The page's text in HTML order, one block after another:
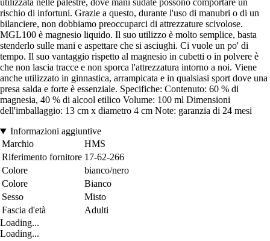
utilizzata nelle palestre, dove mani sudate possono comportare un
rischio di infortuni. Grazie a questo, durante l'uso di manubri o di un
bilanciere, non dobbiamo preoccuparci di attrezzature scivolose.
MGL100 è magnesio liquido. Il suo utilizzo è molto semplice, basta
stenderlo sulle mani e aspettare che si asciughi. Ci vuole un po' di
tempo. Il suo vantaggio rispetto al magnesio in cubetti o in polvere è
che non lascia tracce e non sporca l'attrezzatura intorno a noi. Viene
anche utilizzato in ginnastica, arrampicata e in qualsiasi sport dove una
presa salda e forte è essenziale. Specifiche: Contenuto: 60 % di
magnesia, 40 % di alcool etilico Volume: 100 ml Dimensioni
dell'imballaggio: 13 cm x diametro 4 cm Note: garanzia di 24 mesi
Informazioni aggiuntive
Marchio
HMS
Riferimento fornitore 17-62-266
Colore
bianco/nero
Colore
Bianco
Sesso
Misto
Fascia d'età
Adulti
Loading...
Loading...